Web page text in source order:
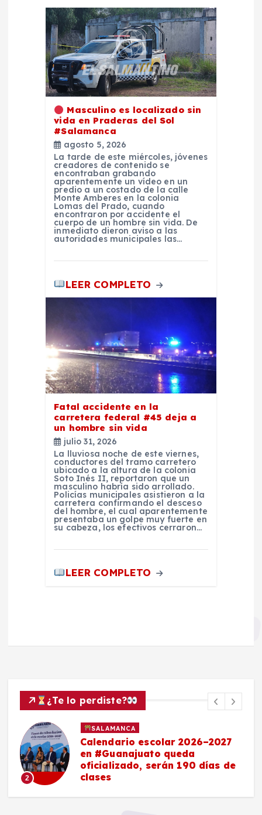
Masculino es localizado sin
vida en Praderas del Sol
#Salamanca
agosto 5, 2026
La tarde de este miércoles, jóvenes
creadores de contenido se
encontraban grabando
aparentemente un vídeo en un
predio a un costado de la calle
Monte Amberes en la colonia
Lomas del Prado, cuando
encontraron por accidente el
cuerpo de un hombre sin vida. De
inmediato dieron aviso a las
autoridades municipales las…
LEER COMPLETO
Fatal accidente en la
carretera federal #45 deja a
un hombre sin vida
julio 31, 2026
La lluviosa noche de este viernes,
conductores del tramo carretero
ubicado a la altura de la colonia
Soto Inés II, reportaron que un
masculino habría sido arrollado.
Policías municipales asistieron a la
carretera confirmando el desceso
del hombre, el cual aparentemente
presentaba un golpe muy fuerte en
su cabeza, los efectivos cerraron…
LEER COMPLETO
¿Te lo perdiste?
2
SALAMANCA
Calendario escolar 2026–2027
en #Guanajuato queda
oficializado, serán 190 días de
clases